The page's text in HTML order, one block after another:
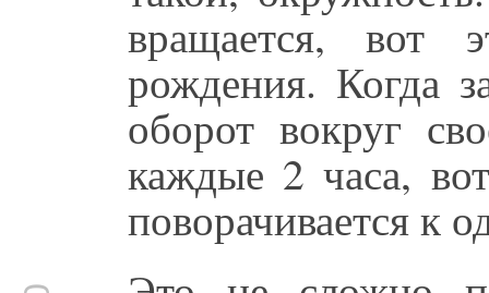
вращается, вот
рождения. Когда
оборот вокруг
каждые 2 часа,
поворачивается к